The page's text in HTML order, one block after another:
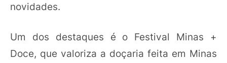
novidades.
Um dos destaques é o Festival Minas +
Doce, que valoriza a doçaria feita em Minas